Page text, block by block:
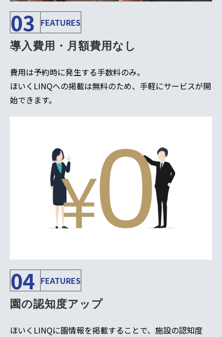
03 FEATURES
導入費用・月額費用なし
費用は予約時に発生する手数料のみ。
ほいくLINQへの掲載は無料のため、手軽にサービスが開
始できます。
04 FEATURES
園の認知度アップ
ほいくLINQに園情報を掲載することで、施設の認知度